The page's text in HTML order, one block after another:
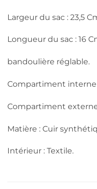
Largeur du sac : 23,5
Longueur du sac : 16
bandoulière réglable.
Compartiment interne
Compartiment externe
Matière : Cuir
Intérieur : Textile.